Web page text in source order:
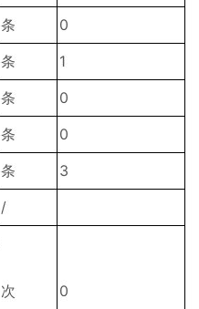
条
0
条
1
条
0
条
0
条
3
/
次 0